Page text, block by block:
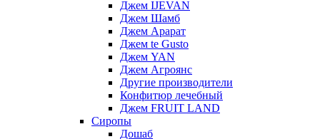
Джем IJEVAN
Джем Шамб
Джем Арарат
Джем te Gusto
Джем YAN
Джем Агроянс
Другие производители
Конфитюр лечебный
Джем FRUIT LAND
Сиропы
Дошаб